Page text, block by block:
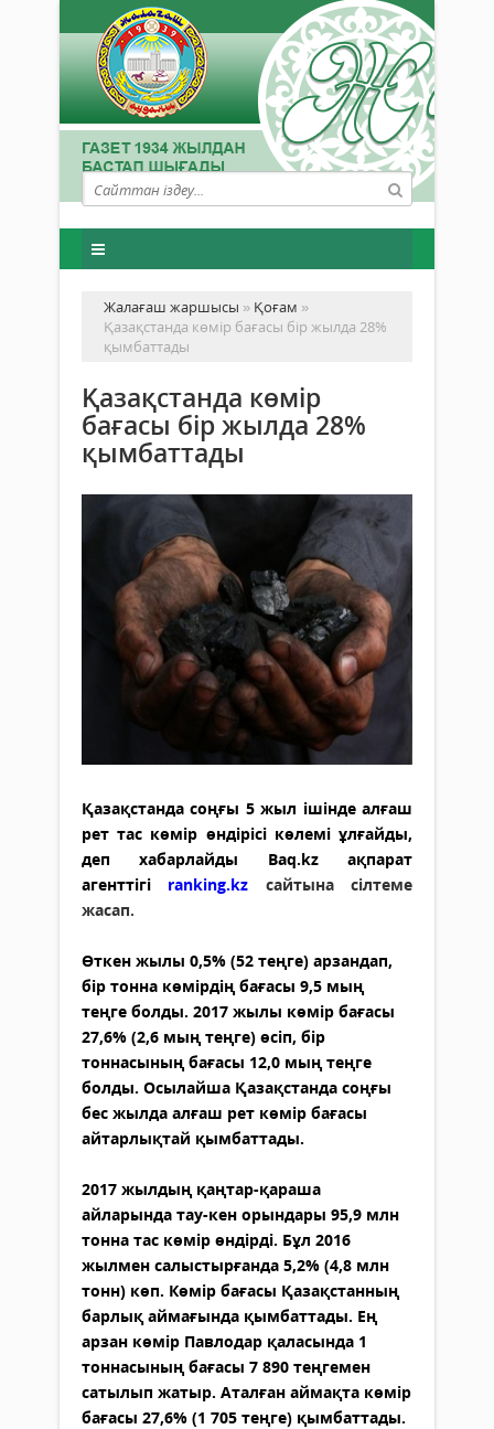
Жалағаш жаршысы » Қоғам »
Қазақстанда көмір бағасы бір жылда 28%
қымбаттады
Қазақстанда көмір
бағасы бір жылда 28%
қымбаттады
Қазақстанда соңғы 5 жыл ішінде алғаш
рет тас көмір өндірісі көлемі ұлғайды,
деп хабарлайды Baq.kz ақпарат
агенттігі ranking.kz сайтына сілтеме
жасап.
Өткен жылы 0,5% (52 теңге) арзандап,
бір тонна көмірдің бағасы 9,5 мың
теңге болды. 2017 жылы көмір бағасы
27,6% (2,6 мың теңге) өсіп, бір
тоннасының бағасы 12,0 мың теңге
болды. Осылайша Қазақстанда соңғы
бес жылда алғаш рет көмір бағасы
айтарлықтай қымбаттады.
2017 жылдың қаңтар-қараша
айларында тау-кен орындары 95,9 млн
тонна тас көмір өндірді. Бұл 2016
жылмен салыстырғанда 5,2% (4,8 млн
тонн) көп. Көмір бағасы Қазақстанның
барлық аймағында қымбаттады. Ең
арзан көмір Павлодар қаласында 1
тоннасының бағасы 7 890 теңгемен
сатылып жатыр. Аталған аймақта көмір
бағасы 27,6% (1 705 теңге) қымбаттады.